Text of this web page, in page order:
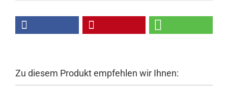
Zu diesem Produkt empfehlen wir Ihnen: